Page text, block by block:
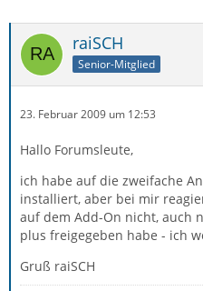
raiSCH
Senior-Mitglied
23. Februar 2009 um 12:53
Hallo Forumsleute,
ich habe auf die zweifache
installiert, aber bei mir
auf dem Add-On nicht, auch
plus freigegeben habe - ich
Gruß raiSCH